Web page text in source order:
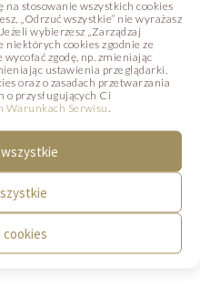
na stosowanie wszystkich cookies
„Odrzuć wszystkie” nie wyrażasz
wybierzesz „Zarządzaj
niektórych cookies zgodnie ze
zgodę, np. zmieniając
ustawienia przeglądarki.
oraz o zasadach przetwarzania
o przysługujących Ci
Warunkach Serwisu
cookies